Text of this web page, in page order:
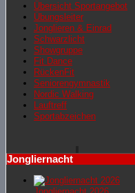
Übersicht Sportangebot
Übungsleiter
Jonglieren & Einrad
Schwarzlicht
Showgruppe
Fit Dance
RückenFit
Seniorengymnastik
Nordic Walking
Lauftreff
Sportabzeichen
Jongliernacht